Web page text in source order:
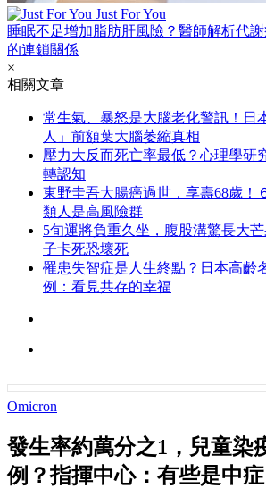
Just For You
睡眠不足增加脂肪肝風險？醫師解析代
的連鎖關係
×
相關文章
常生氣、暴怒是大腦老化警訊！日
人」前額葉大腦萎縮真相
壓力大反而死亡率最低？心理學研
轉認知
東野圭吾大腸癌過世，享壽68歲！
類人是高風險群
5旬運將負重久坐，腹股溝驚長大
子卡死恐壞死
罹患失智症是人生終點？日本高齡
例：看見共存的幸福
Omicron
發生率約萬分之1，兒童染
例？指揮中心：有些是中症